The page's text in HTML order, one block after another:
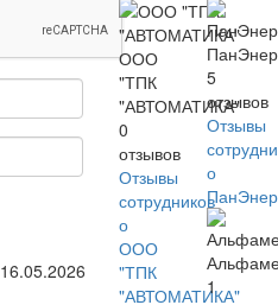
16.05.2026
ООО
"ТПК
"АВТОМАТИКА"
0
отзывов
Отзывы
сотрудников
о
ООО
"ТПК
"АВТОМАТИКА"
5
отзывов
Отзывы
о
1